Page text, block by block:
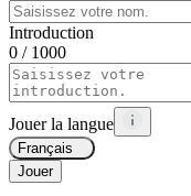
Introduction
0 / 1000
Jouer la langue
Français
Jouer